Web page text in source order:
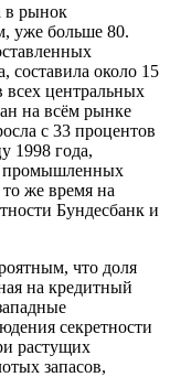
в рынок
уже больше 80.
составила около 15
центральных
на всём рынке
с 33 процентов
1998 года,
промышленных
же время на
Бундесбанк и
что доля
на кредитный
секретности
растущих
запасов,